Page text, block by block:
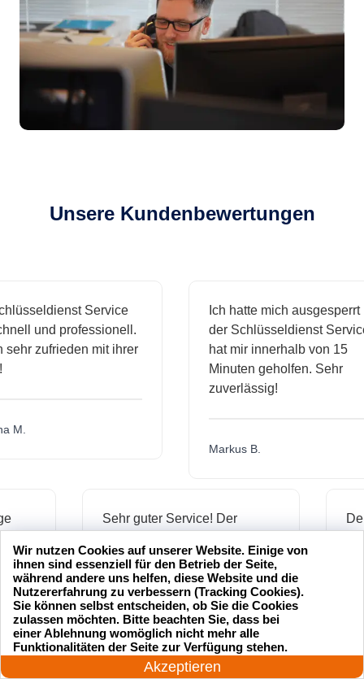
Unsere Kundenbewertungen
Service
und professionell.
zufrieden mit ihrer
Ich hatte mich ausgesperrt und
der Schlüsseldienst Service
hat mir innerhalb von 15
Minuten geholfen. Sehr
zuverlässig!
Markus B.
Sehr guter Service! Der
und hat mir schnell geholfen,
als ich meine Schlüssel
verloren hatte.
Jonas M.
24 Stunden am Tag
Akzeptieren
Wir nutzen Cookies auf unserer Website. Einige von
ihnen sind essenziell für den Betrieb der Seite,
während andere uns helfen, diese Website und die
Nutzererfahrung zu verbessern (Tracking Cookies).
Sie können selbst entscheiden, ob Sie die Cookies
zulassen möchten. Bitte beachten Sie, dass bei
einer Ablehnung womöglich nicht mehr alle
Funktionalitäten der Seite zur Verfügung stehen.